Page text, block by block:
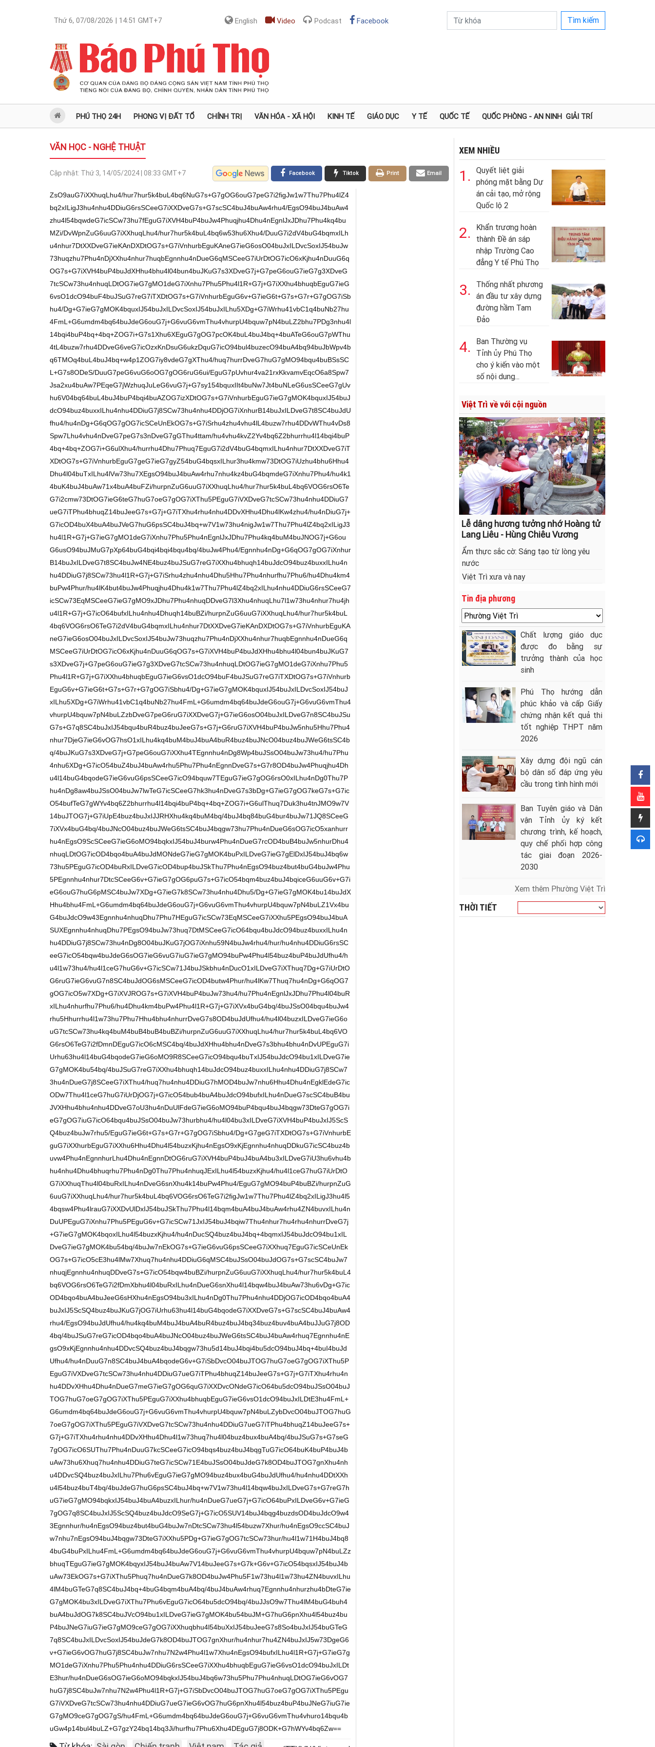
Thứ 6, 07/08/2026 | 14:51 GMT+7 English Video Podcast Facebook Tìm kiếm
PHÚ THỌ 24H PHONG VỊ ĐẤT TỔ CHÍNH TRỊ VĂN HÓA - XÃ HỘI KINH TẾ GIÁO DỤC Y TẾ QUỐC TẾ QUỐC PHÒNG - AN NINH GIẢI TRÍ
VĂN HỌC - NGHỆ THUẬT
Cập nhật: Thứ 3, 14/05/2024 | 08:33 GMT+7 Email
Print
Tiktok
Facebook
ZsO9auG7iXXhuqLhu4/hur7hur5k4buL4bq6NuG7s+G7gOG6ouG7peG7i2figJw1w7Thu7Phu4lZ4
bq2xILigJ3hu4nhu4DDiuG6rsSCeeG7iXXDveG7s+G7scSC4buJ4buAw4rhu4/EgsO94buJ4buAw4
zhu4l54bqwdeG7icSCw73hu7fEguG7iXVH4buP4buJw4Phuqjhu4Dhu4nEgnlJxJDhu7Phu4kq4bu
MZi/DvWpnZuG6uuG7iXXhuqLhu4/hur7hur5k4buL4bq6w53hu6Xhu4/DuuG7i2dV4buG4bqmxILh
u4nhur7DtXXDveG7ieKAnDXDtOG7s+G7iVnhurbEguKAneG7ieG6osO04buJxILDvcSoxIJ54buJw
73huqzhu7Phu4nDjXXhu4nhur7huqbEgnnhu4nDueG6qMSCeeG7iUrDtOG7icO6xKjhu4nDuuG6q
OG7s+G7iXVH4buP4buJdXHhu4bhu4l04bun4buJKuG7s3XDveG7j+G7peG6ouG7ieG7g3XDveG
7tcSCw73hu4nhuqLDtOG7ieG7gMO1deG7iXnhu7Phu5Phu4l1R+G7j+G7iXXhu4bhuqbEguG7ieG
6vsO1dcO94buF4buJSuG7reG7iTXDtOG7s+G7iVnhurbEguG6v+G7ieG6t+G7s+G7r+G7gOG7iSb
hu4/Dg+G7ieG7gMOK4bquxIJ54buJxILDvcSoxIJ54buJxILhu5XDg+G7iWrhu41vbC1q4buNb27hu
4FmL+G6umdm4bq64buJdeG6ouG7j+G6vuG6vmThu4vhurpU4bquw7pN4buLZ2bhu7PDg3nhu4l
14bqi4buP4bq+4bq+ZOG7i+G7s1Xhu6XEguG7gOG7pcOK4buL4buJ4bq+4buATeG6ouG7pWThu
4tL4buzw7rhu4DDveG6veG7icOzxKnDsuG6ukzDquG7icO94bul4buzecO94buA4bq94buJbWpv4b
q6TMOq4buL4buJ4bq+w4p1ZOG7iy8vdeG7gXThu4/huq7hurrDveG7huG7gMO94bqu4buBSsSC
L+G7s8ODeS/DuuG7peG6vuG6oOG7gOG6ruG6ui/EguG7pUvhur4va21rxKkvamvEqcO6a8Spw7
Jsa2xu4buAw7PEqeG7jWzhuqJuLeG6vuG7j+G7sy154bquxIIt4buNw7Jt4buNLeG6usSCeeG7gUv
hu6V04bq64buL4buJ4buP4bqi4buAZOG7izXDtOG7s+G7iVnhurbEguG7ieG7gMOK4bquxIJ54buJ
dcO94buz4buxxILhu4nhu4DDiuG7j8SCw73hu4nhu4DDjOG7iXnhurB14buJxILDveG7t8SC4buJdU
fhu4/hu4nDg+G6qOG7gOG7icSCeUnEkOG7s+G7iSrhu4zhu4vhu4lL4buzw7rhu4DDvWThu4vDs8
Spw7Lhu4vhu4nDveG7peG7s3nDveG7gGThu4ttam/hu4vhu4kvZ2Yv4bq6Z2bhurrhu4l14bqi4buP
4bq+4bq+ZOG7i+G6ulXhu4/hurrhu4Dhu7Phuq7EguG7i2dV4buG4bqmxILhu4nhur7DtXXDveG7iT
XDtOG7s+G7iVnhurbEguG7geG7ieG7gyZ54buG4bqsxILhur3hu4kmw73DtOG7iUzhu4bhu6Hhu4
Dhu4l04buTxILhu4lVw73hu7XEgsO94buJ4buAw4rhu7nhu4kz4buG4bqmdeG7iXnhu7Phu4/hu4k1
4buK4buJ4buAw71x4buA4buFZi/hurpnZuG6uuG7iXXhuqLhu4/hur7hur5k4buL4bq6VOG6rsO6Te
G7i2cmw73DtOG7ieG6teG7huG7oeG7gOG7iXThu5PEguG7iVXDveG7tcSCw73hu4nhu4DDiuG7
ueG7iTPhu4bhuqZ14buJeeG7s+G7j+G7iTXhu4rhu4nhu4DDvXHhu4Dhu4lKw4zhu4/hu4nDiuG7j+
G7icOD4buX4buA4buJVeG7huG6psSC4buJ4bq+w7V1w73hu4nigJw1w7Thu7Phu4lZ4bq2xILigJ3
hu4l1R+G7j+G7ieG7gMO1deG7iXnhu7Phu5Phu4nEgnlJxJDhu7Phu4kq4buM4buJNOG7j+G6ou
G6usO94buJMuG7pXp64buG4bqi4bqi4bqu4bq/4buJw4Phu4/Egnnhu4nDg+G6qOG7gOG7iXnhur
B14buJxILDveG7t8SC4buJw4NE4buz4buJSuG7reG7iXXhu4bhuqh14buJdcO94buz4buxxILhu4n
hu4DDiuG7j8SCw73hu4l1R+G7j+G7iSrhu4zhu4nhu4Dhu5Hhu7Phu4nhurfhu7Phu6/hu4Dhu4km4
buPw4Phur/hu4lK4but4buJw4Phuqjhu4Dhu4k1w7Thu7Phu4lZ4bq2xILhu4nhu4DDiuG6rsSCeeG7
icSCw73EqMSCeeG7ieG7gMO9xJDhu7Phu4nhuqDDveG7l3Xhu4nhuqLhu7l1w73hu4nhur7hu4jh
u4l1R+G7j+G7icO64bufxILhu4nhu4Dhuqh14buBZi/hurpnZuG6uuG7iXXhuqLhu4/hur7hur5k4buL
4bq6VOG6rsO6TeG7i2dV4buG4bqmxILhu4nhur7DtXXDveG7ieKAnDXDtOG7s+G7iVnhurbEguKA
neG7ieG6osO04buJxILDvcSoxIJ54buJw73huqzhu7Phu4nDjXXhu4nhur7huqbEgnnhu4nDueG6q
MSCeeG7iUrDtOG7icO6xKjhu4nDuuG6qOG7s+G7iXVH4buP4buJdXHhu4bhu4l04bun4buJKuG7
s3XDveG7j+G7peG6ouG7ieG7g3XDveG7tcSCw73hu4nhuqLDtOG7ieG7gMO1deG7iXnhu7Phu5
Phu4l1R+G7j+G7iXXhu4bhuqbEguG7ieG6vsO1dcO94buF4buJSuG7reG7iTXDtOG7s+G7iVnhurb
EguG6v+G7ieG6t+G7s+G7r+G7gOG7iSbhu4/Dg+G7ieG7gMOK4bquxIJ54buJxILDvcSoxIJ54buJ
xILhu5XDg+G7iWrhu41vbC1q4buNb27hu4FmL+G6umdm4bq64buJdeG6ouG7j+G6vuG6vmThu4
vhurpU4bquw7pN4buLZzbDveG7peG6ruG7iXXDveG7j+G7ieG6osO04buJxILDveG7n8SC4buJSu
G7s+G7q8SC4buJxIJ54bqu4buR4buz4buJeeG7s+G7j+G6ruG7iXVH4buP4buJw5nhu5Hhu7Phu4
nhur7DjeG7ieG6vOG7hsO1xILhu4kq4buM4buJ4buA4buR4buz4buJNcO04buz4buJWeG6tsSC4b
q/4buJKuG7s3XDveG7j+G7peG6ouG7iXXhu4TEgnnhu4nDg8Wp4buJSsO04buJw73hu4/hu7Phu
4nhu6XDg+G7icO54buZ4buJ4buAw4rhu5Phu7Phu4nEgnnDveG7s+G7r8OD4buJw4Phuqjhu4Dh
u4l14buG4bqodeG7ieG6vuG6psSCeeG7icO94bquw7TEguG7ieG7gOG6rsO0xILhu4nDg0Thu7P
hu4nDg8aw4buJSsO04buJw7lwTeG7icSCeeG7hk3hu4nDveG7s3bDg+G7ieG7gOG7keG7s+G7ic
O54bufTeG7gWYv4bq6Z2bhurrhu4l14bqi4buP4bq+4bq+ZOG7i+G6ulThuq7Duk3hu4tnJMO9w7V
14buJTOG7j+G7iUpE4buz4buJxIJJRHXhu4kq4buM4bq/4buJ4bq84buG4bur4buJw71JQ8SCeeG
7iXVx4buG4bq/4buJNcO04buz4buJWeG6tsSC4buJ4bqgw73hu7Phu4nDueG6sOG7icO5xanhurr
hu4nEgsO9ScSCeeG7ieG6oMO94bqkxIJ54buJ4burw4Phu4nDueG7rcOD4buB4buJw5nhurDhu4
nhuqLDtOG7icOD4bqo4buA4buJdMONdeG7ieG7gMOK4buPxILDveG7ieG7gElDxIJ54buJ4bq6w
73hu5PEguG7icOD4buRxILDveG7icOD4bup4buJSkThu7Phu4nEgsO94buz4but4buG4buJw4Phu
5PEgnnhu4nhur7DtcSCeeG6v+G7ieG7gOG6puG7s+G7icO54bqm4buz4buJ4bqiceG6uuG6v+G7i
eG6ouG7huG6pMSC4buJw7XDg+G7ieG7k8SCw73hu4nhu4Dhu5/Dg+G7ieG7gMOK4bu14buJdX
Hhu4bhu4FmL+G6umdm4bq64buJdeG6ouG7j+G6vuG6vmThu4vhurpU4bquw7pN4buLZ1Vx4bu
G4buJdcO9w43Egnnhu4nhuqDhu7Phu7HEguG7icSCw73EqMSCeeG7iXXhu5PEgsO94buJ4buA
SUXEgnnhu4nhuqDhu7PEgsO94buJw73huq7DtMSCeeG7icO64bqu4buJdcO94buz4buxxILhu4n
hu4DDiuG7j8SCw73hu4nDg8O04buJKuG7jOG7iXnhu59N4buJw4rhu4/hur/hu4nhu4DDiuG6rsSC
eeG7icO54bqw4buJdeG6sOG7ieG6vuG7iuG7ieG7gMO94buPw4Phu4l54buz4buP4buJdUfhu4/h
u4l1w73hu4/hu4l1ceG7huG6v+G7icSCw71J4buJSkbhu4nDucO1xILDveG7iXThuq7Dg+G7iUrDtO
G6ruG7ieG6vuG7n8SC4buJdOG6sMSCeeG7icOD4butw4Phur/hu4lKw7Thuq7hu4nDg+G6qOG7
gOG7icO5w7XDg+G7iXVJROG7s+G7iXVH4buP4buJw73hu4/hu7Phu4nEgnlJxJDhu7Phu4l04buR
xILhu4nhurfhu7Phu6/hu4Dhu4km4buPw4Phu4l1R+G7j+G7iXVx4buG4bq/4buJSsO04bqu4buJw4
rhu5Hhurrhu4l1w73hu7Phu7Hhu4bhu4nhurrDveG7s8OD4buJdUfhu4/hu4l04buzxILDveG7ieG6o
uG7tcSCw73hu4kq4buM4buB4buB4buBZi/hurpnZuG6uuG7iXXhuqLhu4/hur7hur5k4buL4bq6VO
G6rsO6TeG7i2fDmnDEguG7icO6cMSC4bq/4buJdXHhu4bhu4nDveG7s3bhu4bhu4nDvUPEguG7i
Urhu63hu4l14buG4bqodeG7ieG6oMO9R8SCeeG7icO94bqu4buTxIJ54buJdcO94bu1xILDveG7ie
G7gMOK4bu54bq/4buJSuG7reG7iXXhu4bhuqh14buJdcO94buz4buxxILhu4nhu4DDiuG7j8SCw7
3hu4nDueG7j8SCeeG7iXThu4/huq7hu4nhu4DDiuG7hMOD4buJw7nhu6Hhu4Dhu4nEgklEdeG7ic
ODw7Thu4l1ceG7huG7iUrDjOG7j+G7icO54bub4buA4buJdcO94bufxILhu4nDueG7scSC4buB4bu
JVXHhu4bhu4nhu4DDveG7oU3hu4nDuUlFdeG7ieG6oMO94buP4bqu4buJ4bqgw73DteG7gOG7i
eG7gOG7iuG7icO64bqu4buJSsO04buJw73hurbhu4/hu4l04bu3xILDveG7iXVH4buP4buJxIJ5ScS
Q4buz4buJw7rhu5/EguG7ieG6t+G7s+G7r+G7gOG7iSbhu4/Dg+G7geG7iTXDtOG7s+G7iVnhurbE
guG7iXXhurbEguG7iXXhu6Hhu4Dhu4l54buzxKjhu4nEgsO9xKjEgnnhu4nhuqDDkuG7icSC4buz4b
uvw4Phu4nEgnnhurLhu4Dhu4nEgnnDtOG6ruG7iXVH4buP4buJ4buA4bu3xILDveG7iU3hu6vhu4b
hu4nhu4Dhu4bhuqrhu7Phu4nDg0Thu7Phu4nhuqJExILhu4l54buzxKjhu4/hu4l1ceG7huG7iUrDtO
G7iXXhuqThu4l04buRxILhu4nDveG6snXhu4k14buPw4Phu4/EguG7gMO94buP4buBZi/hurpnZuG
6uuG7iXXhuqLhu4/hur7hur5k4buL4bq6VOG6rsO6TeG7i2figJw1w7Thu7Phu4lZ4bq2xILigJ3hu4l5
4bqsw4Phu4lrauG7iXXDvUlDxIJ54buJSkThu7Phu4l14bqm4buA4buJ4buAw4rhu4ZN4buvxILhu4n
DuUPEguG7iXnhu7Phu5PEguG6v+G7icSCw71JxIJ54buJ4bqiw7Thu4nhur7hu4rhu4nhurrDveG7j
+G7ieG7gMOK4bqoxILhu4l54buzxKjhu4/hu4nDucSQ4buz4buJ4bq+4bqmxIJ54buJdcO94bu1xIL
DveG7ieG7gMOK4bu54bq/4buJw7nEkOG7s+G7ieG6vuG6psSCeeG7iXXhuq7EguG7icSCeUnEk
OG7s+G7icO5cE3hu4lMw7Xhuq7hu4nhu4DDiuG6qMSC4buJSsO04buJdOG7s+G7scSC4buJw7
nhuqjEgnnhu4nhuqDDveG7s+G7icO54bqw4buBZi/hurpnZuG6uuG7iXXhuqLhu4/hur7hur5k4buL4
bq6VOG6rsO6TeG7i2fDmXbhu4l04buRxILhu4nDueG6snXhu4l14bqw4buJ4buAw73hu6vDg+G7ic
OD4bqo4buA4buJeeG6sHXhu4nEgsO94bu3xILhu4nDg0Thu7Phu4nhu4DDjOG7icOD4bqo4buA4
buJxIJ5ScSQ4buz4buJKuG7jOG7iUrhu63hu4l14buG4bqodeG7iXXDveG7s+G7scSC4buJ4buAw4
rhu4/EgsO94buJdUfhu4/hu4kq4buM4buJ4buA4buR4buz4buJ4bq34buz4buv4buA4buJJuG7j8OD
4bq/4buJSuG7reG7icOD4bqo4buA4buJNcO04buz4buJWeG6tsSC4buJ4buAw4rhuq7Egnnhu4nE
gsO9xKjEgnnhu4nhu4DDvcSQ4buz4buJ4bqgw73hu5d14buJ4bqi4bu5dcO94buJ4bq+4buI4buJd
Ufhu4/hu4nDuuG7n8SC4buJ4buA4bqodeG6v+G7iSbDvcO04buJTOG7huG7oeG7gOG7iXThu5P
EguG7iVXDveG7tcSCw73hu4nhu4DDiuG7ueG7iTPhu4bhuqZ14buJeeG7s+G7j+G7iTXhu4rhu4n
hu4DDvXHhu4Dhu4nDueG7meG7ieG7gOG6quG7iXXDvcONdeG7icO64bu5dcO94buJSsO04buJ
TOG7huG7oeG7gOG7iXThu5PEguG7iXXhu4bhuqbEguG7ieG6vsO1dcO94buJxILDtE3hu4FmL+
G6umdm4bq64buJdeG6ouG7j+G6vuG6vmThu4vhurpU4bquw7pN4buLZybDvcO04buJTOG7huG
7oeG7gOG7iXThu5PEguG7iVXDveG7tcSCw73hu4nhu4DDiuG7ueG7iTPhu4bhuqZ14buJeeG7s+
G7j+G7iTXhu4rhu4nhu4DDvXHhu4Dhu4l1w73huq7hu4l04buz4bux4buA4bq/4buJSuG7s+G7seG
7gOG7icO6SUThu7Phu4nDuuG7kcSCeeG7icO94bqs4buz4buJ4bqgTuG7icO64buK4buP4buJ4b
uAw73hu6Xhuq7hu4nhu4DDiuG7teG7icSCw71E4buJSsO04buJdeG7k8OD4buJTOG7gnXhu4nh
u4DDvcSQ4buz4buJxILhu7Phu6vEguG7ieG7gMO94buz4bux4buG4buJdUfhu4/hu4nhu4DDtXXh
u4l54buz4buT4bq/4buJdeG7huG6psSC4buJ4bq+w7V1w73hu4l14bqw4buJxILDveG7s+G7reG7h
uG7ieG7gMO94bqkxIJ54buJ4buA4buzxILhur/hu4nDueG7ueG7j+G7icO64buPxILDveG6v+G7ieG
7gOG7q8SC4buJxIJ5ScSQ4buz4buJdcO9SeG7j+G7icO5SUV14buJ4bqg4buzdsOD4buJdcO9w4
3Egnnhur/hu4nEgsO94buz4but4buG4buJw7nDtcSCw73hu4l54buzw7Xhur/hu4nEgsO9ccSC4buJ
w7nhu7nEgsO94buJ4bqgw73DteG7iXXhu5PDg+G7ieG7gOG7tcSCw73hur/hu4l1w71H4buJ4bq8
4buG4buPxILhu4FmL+G6umdm4bq64buJdeG6ouG7j+G6vuG6vmThu4vhurpU4bquw7pN4buLZz
bhuqTEguG7ieG7gMOK4bqyxIJ54buJ4buAw7V14buJeeG7s+G7k+G6v+G7icO54bqsxIJ54buJ4b
uAw73EkOG7s+G7iXThu5Phuq7hu4nDueG7k8OD4buJw4Phu5F1w73hu4l1w73hu4ZN4buvxILhu
4lM4buGTeG7q8SC4buJ4bq+4buG4bqm4buA4bq/4buJ4buAw4rhuq7Egnnhu4nhurzhu4bDteG7ie
G7gMOK4bu3xILDveG7iXThu7Phu6vEguG7icO64bu5dcO94bq/4buJJsO9w7Thu4lM4buG4buh4
buA4buJdOG7k8SC4buJVcO94bu1xILDveG7ieG7gMOK4bu54buJM+G7huG6pnXhu4l54buz4bu
P4buJNeG7iuG7ieG7gMO9ceG7gOG7iXXhuqbhu4l54buXxIJ54buJeeG7s8So4buJxIJ54buGTeG
7q8SC4buJxILDvcSoxIJ54buJdeG7k8OD4buJTOG7gnXhur/hu4nhur7hu4ZN4buJxIJ5w73DgeG6
v+G7ieG6vOG7huG7j8SC4buJw7nhu7N2w4Phu4l1w7Xhu4nEgsO94bufxILhu4l1R+G7j+G7ieG7g
MO1deG7iXnhu7Phu5Phu4nhu4DDiuG6rsSCeeG7iXXhu4bhuqbEguG7ieG6vsO1dcO94buJxILDt
E3hur/hu4nDueG6sOG7ieG6oMO94bqkxIJ54buJ4bq6w73hu5Phu7Phu4nhuqLDtOG7ieG6vOG7
huG7j8SC4buJw7nhu7N2w4Phu4l1R+G7j+G7iSbDvcO04buJTOG7huG7oeG7gOG7iXThu5PEgu
G7iVXDveG7tcSCw73hu4nhu4DDiuG7ueG7ieG6vOG7huG6pnXhu4l54buz4buP4buJNeG7iuG7ie
G7gMO9ceG7gOG7gS/hu4FmL+G6umdm4bq64buJdeG6ouG7j+G6vuG6vmThu4vhuro14bqu4b
uGw4p14bul4buLZ+G7gzY24bq14bq3Ji/hurfhu7Phu6Xhu4DEguG7j8ODK+G7hWYv4bq6Zw==
XEM NHIỀU
1.
Quyết liệt giải
phóng mặt bằng Dự
án cải tạo, mở rộng
Quốc lộ 2
2.
Khẩn trương hoàn
thành Đề án sáp
nhập Trường Cao
đẳng Y tế Phú Thọ
3.
Thống nhất phương
án đầu tư xây dựng
đường hầm Tam
Đảo
4.
Ban Thường vụ
Tỉnh ủy Phú Thọ
cho ý kiến vào một
số nội dung...
Việt Trì về với cội nguồn
Lễ dâng hương tưởng nhớ Hoàng tử
Lang Liêu - Hùng Chiêu Vương
Ẩm thực sắc cờ: Sáng tạo từ lòng yêu
nước
Việt Trì xưa và nay
Tin địa phương
Chất lượng giáo dục
được đo bằng sự
trưởng thành của học
sinh
Phú Thọ hướng dẫn
phúc khảo và cấp Giấy
chứng nhận kết quả thi
tốt nghiệp THPT năm
2026
Xây dựng đội ngũ cán
bộ dân số đáp ứng yêu
cầu trong tình hình mới
Ban Tuyên giáo và Dân
vận Tỉnh ủy ký kết
chương trình, kế hoạch,
quy chế phối hợp công
tác giai đoạn 2026-
2030
Xem thêm Phường Việt Trì
THỜI TIẾT